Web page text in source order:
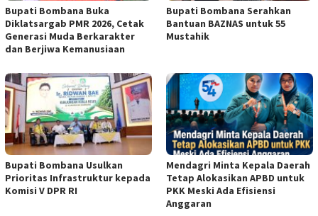
Bupati Bombana Buka
Diklatsargab PMR 2026, Cetak
Generasi Muda Berkarakter
dan Berjiwa Kemanusiaan
Bupati Bombana Serahkan
Bantuan BAZNAS untuk 55
Mustahik
Bupati Bombana Usulkan
Prioritas Infrastruktur kepada
Komisi V DPR RI
Mendagri Minta Kepala Daerah
Tetap Alokasikan APBD untuk
PKK Meski Ada Efisiensi
Anggaran